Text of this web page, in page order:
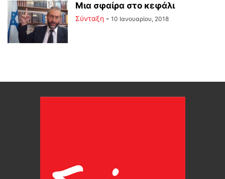
Μια σφαίρα στο κεφάλι
Σύνταξη - 10 Ιανουαρίου, 2018